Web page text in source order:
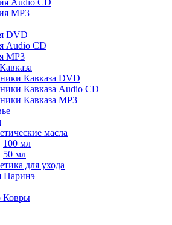
Audio CD
MP3
DVD
Audio CD
MP3
Кавказа DVD
Кавказа Audio CD
Кавказа MP3
масла
100 мл
50 мл
для ухода
Наринэ
Ковры